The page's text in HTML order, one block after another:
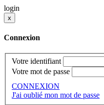
login
x
Connexion
Votre identifiant
Votre mot de passe
CONNEXION
J'ai oublié mon mot de passe